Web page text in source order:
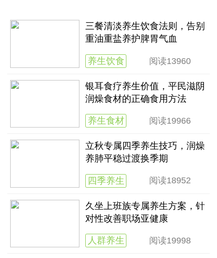
三餐清淡养生饮食法则，告别
重油重盐养护脾胃气血
养生饮食 阅读13960
银耳食疗养生价值，平民滋阴
润燥食材的正确食用方法
养生食材 阅读19966
立秋专属四季养生技巧，润燥
养肺平稳过渡换季期
四季养生 阅读18952
久坐上班族专属养生方案，针
对性改善职场亚健康
人群养生 阅读19998